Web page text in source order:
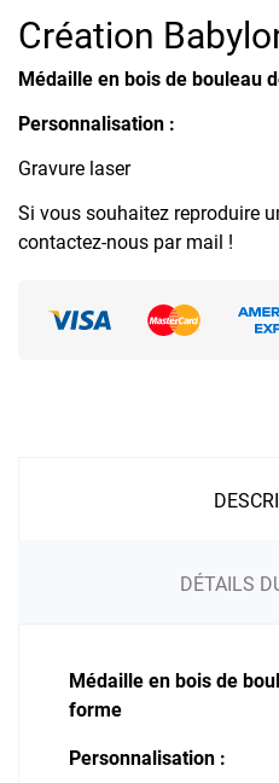
Création
Médaille en bois de bouleau
Personnalisation :
Gravure laser
Si vous souhaitez reproduire
contactez-nous par mail !
DÉTAILS
Médaille en bois de
forme
Personnalisation :